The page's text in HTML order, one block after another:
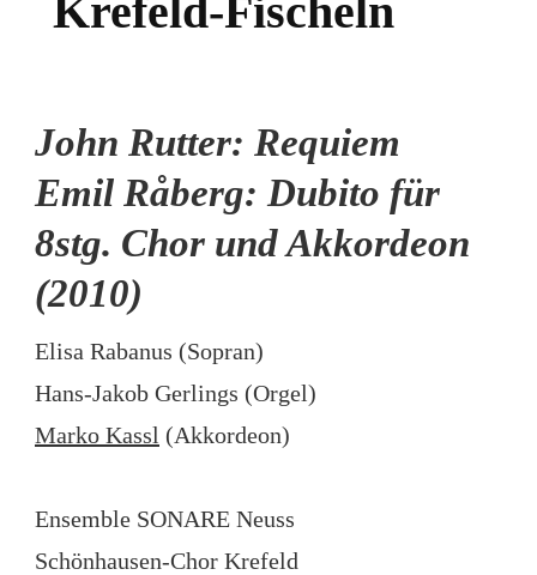
Krefeld-Fischeln
John Rutter: Requiem
Emil Råberg: Dubito für
8stg. Chor und Akkordeon
(2010)
Elisa Rabanus (Sopran)
Hans-Jakob Gerlings (Orgel)
Marko Kassl (Akkordeon)
Ensemble SONARE Neuss
Schönhausen-Chor Krefeld